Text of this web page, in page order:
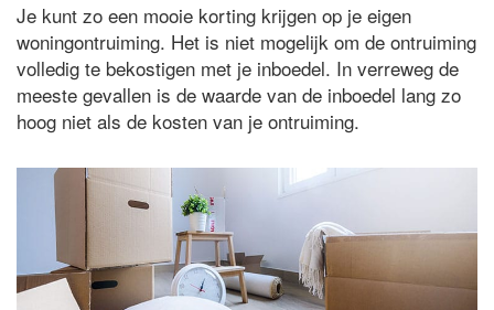
Je kunt zo een mooie korting krijgen op je eigen
woningontruiming. Het is niet mogelijk om de ontruiming
volledig te bekostigen met je inboedel. In verreweg de
meeste gevallen is de waarde van de inboedel lang zo
hoog niet als de kosten van je ontruiming.